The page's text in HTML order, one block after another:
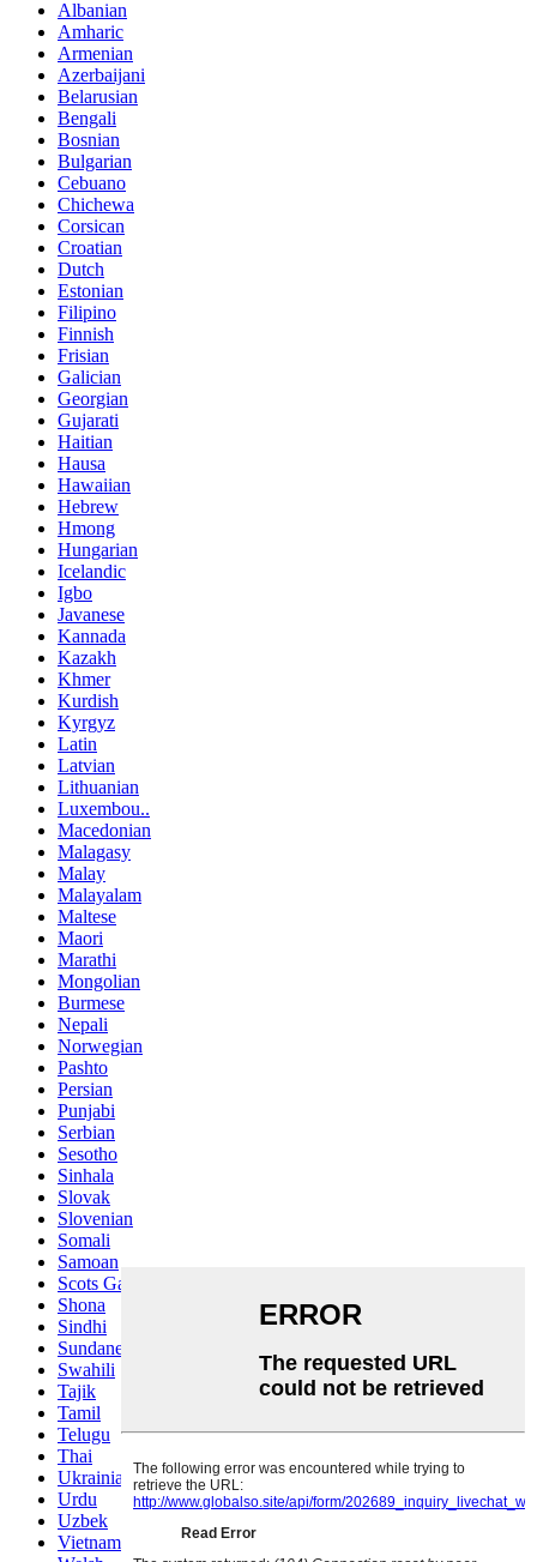
Albanian
Amharic
Armenian
Azerbaijani
Belarusian
Bengali
Bosnian
Bulgarian
Cebuano
Chichewa
Corsican
Croatian
Dutch
Estonian
Filipino
Finnish
Frisian
Galician
Georgian
Gujarati
Haitian
Hausa
Hawaiian
Hebrew
Hmong
Hungarian
Icelandic
Igbo
Javanese
Kannada
Kazakh
Khmer
Kurdish
Kyrgyz
Latin
Latvian
Lithuanian
Luxembou..
Macedonian
Malagasy
Malay
Malayalam
Maltese
Maori
Marathi
Mongolian
Burmese
Nepali
Norwegian
Pashto
Persian
Punjabi
Serbian
Sesotho
Sinhala
Slovak
Slovenian
Somali
Samoan
Scots Gaelic
Shona
Sindhi
Sundanese
Swahili
Tajik
Tamil
Telugu
Thai
Ukrainian
Urdu
Uzbek
Vietnamese